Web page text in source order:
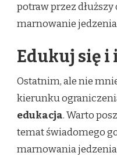
potraw przez dłuższy
marnowanie
Edukuj się
Ostatnim, ale nie
kierunku
edukacja. Warto
temat świadomego
marnowania